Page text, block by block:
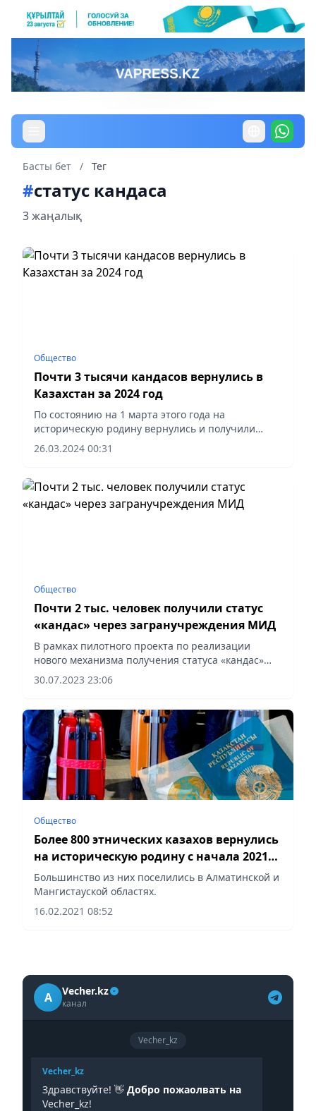
Басты бет / Тег
#статус кандаса
3 жаңалық
Общество
Почти 3 тысячи кандасов вернулись в
Казахстан за 2024 год
По состоянию на 1 марта этого года на
историческую родину вернулись и получили
статус кандаса 2800 этнических казахов. Всего с
1991 года в республику вернулись 1 млн 131,1
26.03.2024 00:31
Общество
Почти 2 тыс. человек получили статус
«кандас» через загранучреждения МИД
В рамках пилотного проекта по реализации
нового механизма получения статуса «кандас»
через загранучреждения МИД РК по принципу
«единого окна» были приняты заявления от 1997
30.07.2023 23:06
Общество
Более 800 этнических казахов вернулись
на историческую родину с начала 2021
года
Большинство из них поселились в Алматинской и
Мангистауской областях.
16.02.2021 08:52
A Vecher.kz
канал
Vecher_kz
Vecher_kz
Здравствуйте! 👋 Добро пожаолвать на
Vecher_kz!